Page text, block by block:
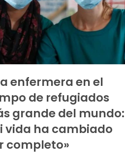
enfermera en el
de refugiados
grande del mundo:
vida ha cambiado
completo»